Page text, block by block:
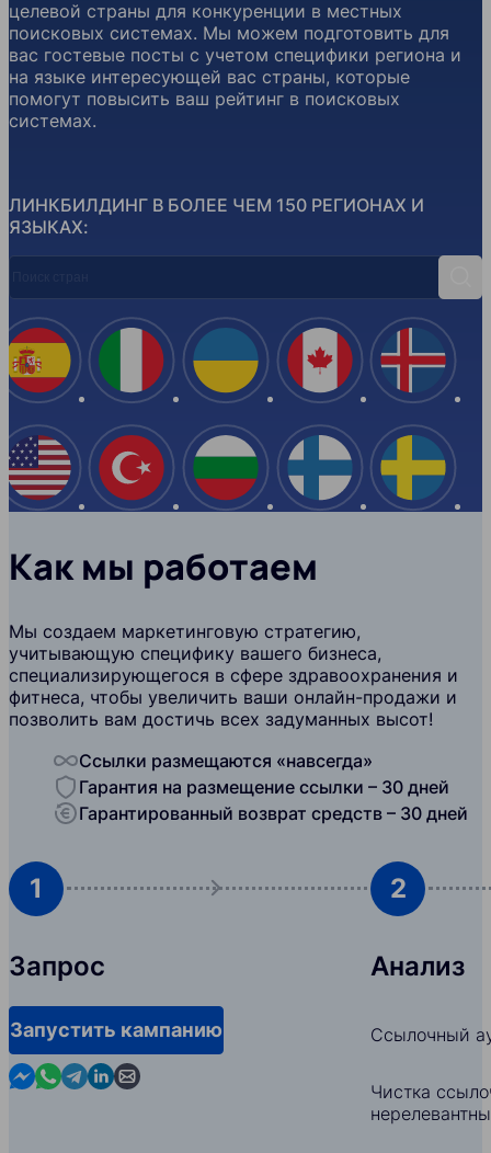
ЛИНКБИЛДИНГ В БОЛЕЕ ЧЕМ 150 РЕГИОНАХ И
ЯЗЫКАХ:
целевой страны для конкуренции в местных
поисковых системах. Мы можем подготовить для
вас гостевые посты с учетом специфики региона и
на языке интересующей вас страны, которые
помогут повысить ваш рейтинг в поисковых
системах.
Испания
США
Италия
Турция
Украина
Болгария
Канада
Финляндия
Как мы работаем
Мы создаем маркетинговую стратегию,
учитывающую специфику вашего бизнеса,
специализирующегося в сфере здравоохранения и
фитнеса, чтобы увеличить ваши онлайн-продажи и
позволить вам достичь всех задуманных высот!
Ссылки размещаются «навсегда»
Гарантия на размещение ссылки – 30 дней
Гарантированный возврат средств – 30 дней
1
Запрос
Запустить кампанию
Contact us in Messenger
Contact us in WhatsApp
Contact us in Telegram
Contact us in Linkedin
Contact us by email
2
Анализ
Ссылочный
Чистка